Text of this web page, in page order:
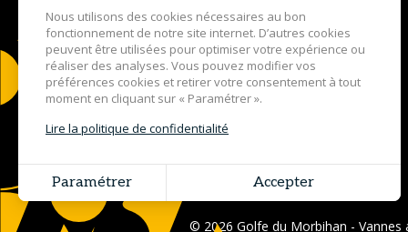
© 2026 Golfe du Morbihan -
Nous utilisons des cookies nécessaires au bon
fonctionnement de notre site internet. D’autres cookies
peuvent être utilisées pour optimiser votre expérience ou
réaliser des analyses. Vous pouvez modifier vos
préférences cookies et retirer votre consentement à tout
moment en cliquant sur « Paramétrer ».
Lire la politique de confidentialité
Paramétrer Accepter